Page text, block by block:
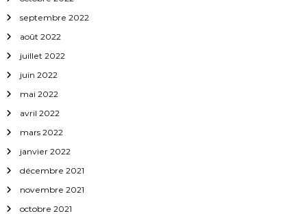
septembre 2022
août 2022
juillet 2022
juin 2022
mai 2022
avril 2022
mars 2022
janvier 2022
décembre 2021
novembre 2021
octobre 2021